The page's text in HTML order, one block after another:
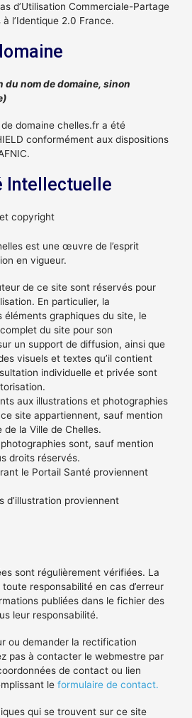
d’Utilisation Commerciale-Partage
l’Identique 2.0 France.
du nom de domaine, sinon
domaine chelles.fr a été
conformément aux dispositions
Intellectuelle
copyright
est une œuvre de l’esprit
en vigueur.
de ce site sont réservés pour
En particulier, la
éléments graphiques du site, le
du site pour son
un support de diffusion, ainsi que
visuels et textes qu’il contient
individuelle et privée sont
aux illustrations et photographies
site appartiennent, sauf mention
la Ville de Chelles.
sont, sauf mention
droits réservés.
le Portail Santé proviennent
d’illustration proviennent
sont régulièrement vérifiées. La
responsabilité en cas d’erreur
publiées dans le fichier des
leur responsabilité.
ou demander la rectification
pas à contacter le webmestre par
de contact ou lien
le formulaire de contact.
qui se trouvent sur ce site